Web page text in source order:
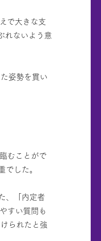
で大きな支
れないよう意
姿勢を貫い
むことがで
した。
、「内定者
すい質問も
られたと強